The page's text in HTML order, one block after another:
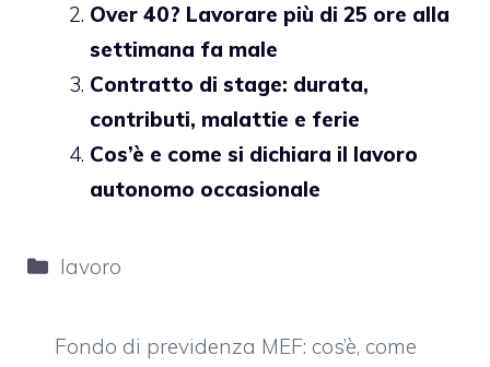
Over 40? Lavorare più di 25 ore alla
settimana fa male
Contratto di stage: durata,
contributi, malattie e ferie
Cos’è e come si dichiara il lavoro
autonomo occasionale
Categorie
lavoro
Fondo di previdenza MEF: cos’è, come